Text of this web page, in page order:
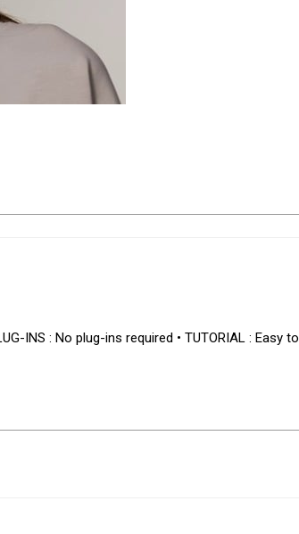
INS : No plug-ins required • TUTORIAL : Easy to